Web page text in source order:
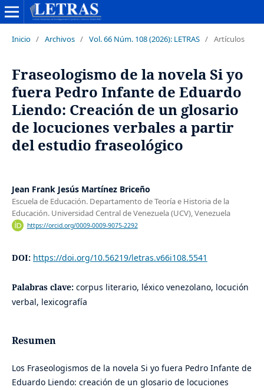
Inicio / Archivos / Vol. 66 Núm. 108 (2026): LETRAS / Artículos
Fraseologismo de la novela Si yo
fuera Pedro Infante de Eduardo
Liendo: Creación de un glosario
de locuciones verbales a partir
del estudio fraseológico
Jean Frank Jesús Martínez Briceño
Escuela de Educación. Departamento de Teoría e Historia de la
Educación. Universidad Central de Venezuela (UCV), Venezuela
https://orcid.org/0009-0009-9075-2292
DOI: https://doi.org/10.56219/letras.v66i108.5541
Palabras clave: corpus literario, léxico venezolano, locución
verbal, lexicografía
Resumen
Los Fraseologismos de la novela Si yo fuera Pedro Infante de
Eduardo Liendo: creación de un glosario de locuciones